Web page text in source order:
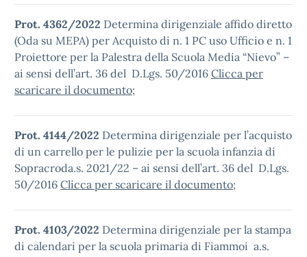
Prot. 4362/2022 Determina dirigenziale affido diretto
(Oda su MEPA) per Acquisto di n. 1 PC uso Ufficio e n. 1
Proiettore per la Palestra della Scuola Media “Nievo” –
ai sensi dell’art. 36 del D.Lgs. 50/2016 Clicca per
scaricare il documento;
Prot. 4144/2022 Determina dirigenziale per l’acquisto
di un carrello per le pulizie per la scuola infanzia di
Sopracroda.s. 2021/22 – ai sensi dell’art. 36 del D.Lgs.
50/2016 Clicca per scaricare il documento;
Prot. 4103/2022 Determina dirigenziale per la stampa
di calendari per la scuola primaria di Fiammoi a.s.